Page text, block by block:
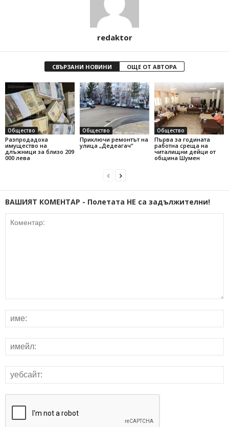
redaktor
СВЪРЗАНИ НОВИНИ ОЩЕ ОТ АВТОРА
Общество
Разпродадоха
имущество на
длъжници за близо 209
000 лева
Общество
Приключи ремонтът на
улица „Дедеагач“
Общество
Първа за годината
работна среща на
читалищни дейци от
община Шумен
ВАШИЯТ КОМЕНТАР - Полетата НЕ са задължителни!